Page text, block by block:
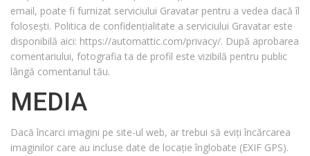
email, poate fi furnizat serviciului Gravatar pentru a vedea dacă îl
folosești. Politica de confidențialitate a serviciului Gravatar este
disponibilă aici: https://automattic.com/privacy/. După aprobarea
comentariului, fotografia ta de profil este vizibilă pentru public
lângă comentariul tău.
MEDIA
Dacă încarci imagini pe site-ul web, ar trebui să eviți încărcarea
imaginilor care au incluse date de locație înglobate (EXIF GPS).